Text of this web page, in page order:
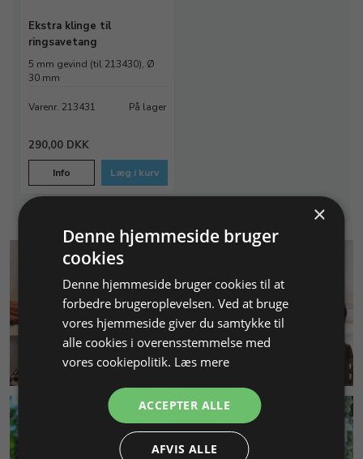
Ekstra klinge til
ringsavetang
5 mm gevind (til 213430), Ø
30 mm
Varenr. 213431 På lager
290,00 DKK
Info Læg i kurv
KUNDESERVICE
×
Denne hjemmeside bruger
cookies
Denne hjemmeside bruger cookies til at
forbedre brugeroplevelsen. Ved at bruge
vores hjemmeside giver du samtykke til
alle cookies i overensstemmelse med
vores cookiepolitik. Læs mere
ACCEPTER ALLE
AFVIS ALLE